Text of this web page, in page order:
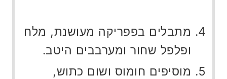
מתבלים בפפריקה מעושנת, מלח
ופלפל שחור ומערבבים היטב.
מוסיפים חומוס ושום כתוש,